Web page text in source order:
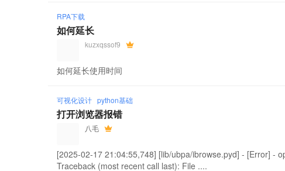
RPA下载
如何延长
kuzxqssof9
如何延长使用时间
可视化设计 python基础
打开浏览器报错
八毛
[2025-02-17 21:04:55,748] [lib/ubpa/ibrowse.pyd] - [Error] -
Traceback (most recent call last): File ....